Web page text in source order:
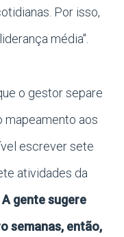
Por isso,
média".
o gestor separe
mapeamento aos
escrever sete
atividades da
A gente sugere
semanas, então,